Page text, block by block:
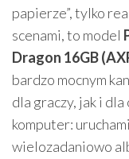
papierze”, tylko
scenami, to model
Dragon 16GB
bardzo mocnym
dla graczy, jak i
komputer:
wielozadaniowo